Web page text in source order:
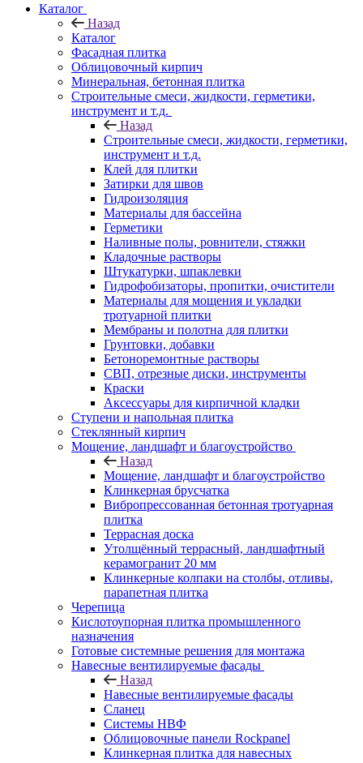
Каталог
Назад
Каталог
Фасадная плитка
Облицовочный кирпич
Минеральная, бетонная плитка
Строительные смеси, жидкости, герметики,
инструмент и т.д.
Назад
Строительные смеси, жидкости, герметики,
инструмент и т.д.
Клей для плитки
Затирки для швов
Гидроизоляция
Материалы для бассейна
Герметики
Наливные полы, ровнители, стяжки
Кладочные растворы
Штукатурки, шпаклевки
Гидрофобизаторы, пропитки, очистители
Материалы для мощения и укладки
тротуарной плитки
Мембраны и полотна для плитки
Грунтовки, добавки
Бетоноремонтные растворы
СВП, отрезные диски, инструменты
Краски
Аксессуары для кирпичной кладки
Ступени и напольная плитка
Cтеклянный кирпич
Мощение, ландшафт и благоустройство
Назад
Мощение, ландшафт и благоустройство
Клинкерная брусчатка
Вибропрессованная бетонная тротуарная
плитка
Террасная доска
Утолщённый террасный, ландшафтный
керамогранит 20 мм
Клинкерные колпаки на столбы, отливы,
парапетная плитка
Черепица
Кислотоупорная плитка промышленного
назначения
Готовые системные решения для монтажа
Навесные вентилируемые фасады
Назад
Навесные вентилируемые фасады
Сланец
Системы НВФ
Облицовочные панели Rockpanel
Клинкерная плитка для навесных